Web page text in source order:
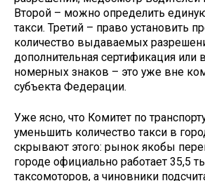
Второй – можно определить
такси. Третий – право установить
количество выдаваемых
дополнительная сертификация или
номерных знаков – это уже вне
субъекта Федерации.
Уже ясно, что Комитет по
уменьшить количество такси в
скрывают этого: рынок якобы
городе официально работает 35,5
таксомоторов, а чиновники